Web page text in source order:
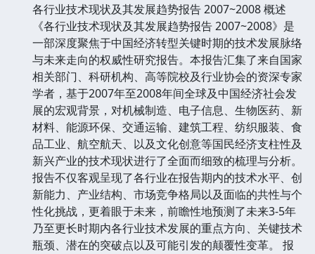
各行业技术现状及其发展趋势报告 2007~2008 概述
《各行业技术现状及其发展趋势报告 2007~2008》是
一部深度聚焦于中国经济转型关键时期的技术发展脉络
与未来走向的权威性研究报告。本报告汇集了来自国家
相关部门、科研机构、高等院校及行业协会的资深专家
学者，基于2007年至2008年间全球及中国经济社会发
展的宏观背景，对机械制造、电子信息、生物医药、新
材料、能源环保、交通运输、建筑工程、纺织服装、食
品工业、航空航天、以及文化创意等国民经济支柱性及
新兴产业的技术现状进行了全面而细致的梳理与分析。
报告不仅客观呈现了各行业在报告期内的技术水平、创
新能力、产业结构、市场竞争格局以及面临的共性与个
性化挑战，更着眼于未来，前瞻性地预测了未来3-5年
乃至更长时期内各行业技术发展的重点方向、关键技术
瓶颈、潜在的突破点以及可能引发的颠覆性变革。 报